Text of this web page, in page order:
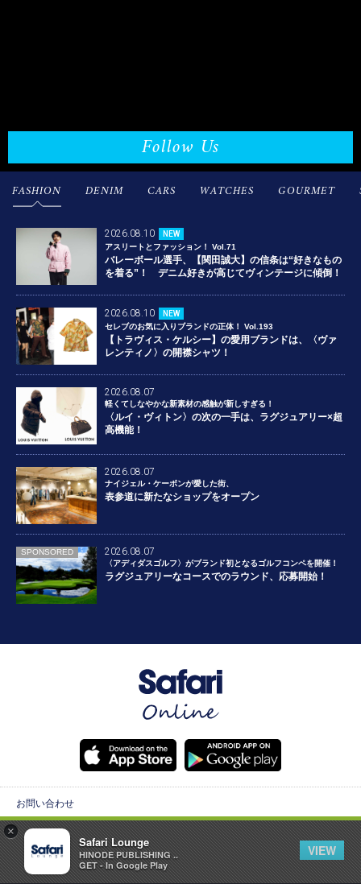
×
Safari Lounge
HINODE PUBLISHING ..
GET - In Google Play
VIEW
Follow Us
FASHION DENIM CARS WATCHES GOURMET
2026.08.10
NEW
アスリートとファッション！ Vol.71
バレーボール選手、【関田誠大】の信条は“好きなもの
を着る”！ デニム好きが高じてヴィンテージに傾倒！
2026.08.10
NEW
セレブのお気に入りブランドの正体！ Vol.193
【トラヴィス・ケルシー】の愛用ブランドは、〈ヴァ
レンティノ〉の開襟シャツ！
2026.08.07
軽くてしなやかな新素材の感触が新しすぎる！
〈ルイ・ヴィトン〉の次の一手は、ラグジュアリー×超
高機能！
2026.08.07
ナイジェル・ケーボンが愛した街、
表参道に新たなショップをオープン
SPONSORED 2026.08.07
〈アディダスゴルフ〉がブランド初となるゴルフコンペを開催！
ラグジュアリーなコースでのラウンド、応募開始！
お問い合わせ
広告掲載について
個人情報保護方針